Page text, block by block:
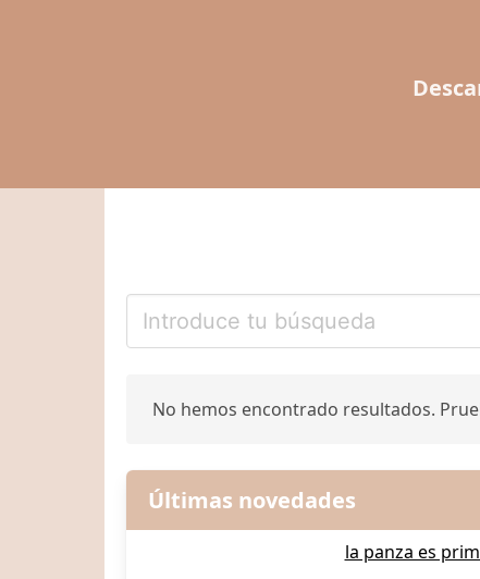
No hemos encontrado resultados.
Últimas novedades
la panza es